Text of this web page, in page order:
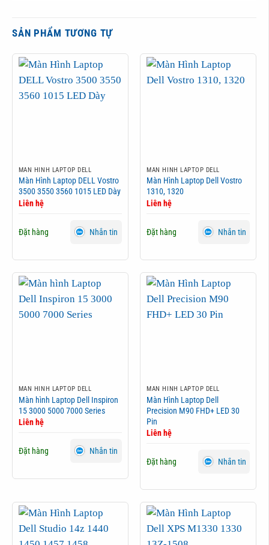
SẢN PHẨM TƯƠNG TỰ
MÀN HÌNH LAPTOP DELL
Màn Hình Laptop DELL Vostro
3500 3550 3560 1015 LED Dày
Liên hệ
Đặt hàng Nhắn tin
MÀN HÌNH LAPTOP DELL
Màn Hình Laptop Dell Vostro
1310, 1320
Liên hệ
Đặt hàng Nhắn tin
MÀN HÌNH LAPTOP DELL
Màn hình Laptop Dell Inspiron
15 3000 5000 7000 Series
Liên hệ
Đặt hàng Nhắn tin
MÀN HÌNH LAPTOP DELL
Màn Hình Laptop Dell
Precision M90 FHD+ LED 30
Pin
Liên hệ
Đặt hàng Nhắn tin